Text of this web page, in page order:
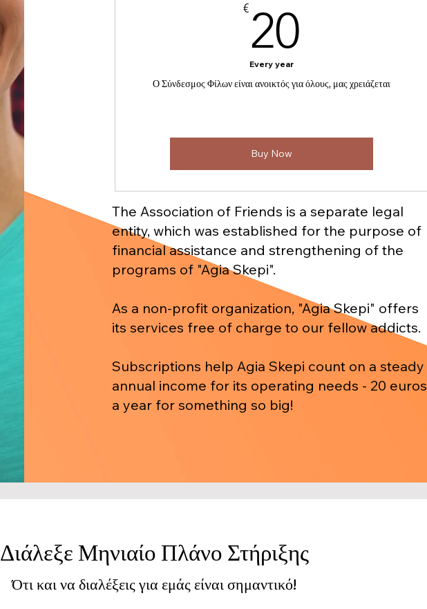
€20
Every year
Ο Σύνδεσμος Φίλων είναι ανοικτός για όλους, μας χρειάζεται
Buy Now
The Association of Friends is a separate legal
entity, which was established for the purpose of
financial assistance and strengthening of the
programs of "Agia Skepi".
As a non-profit organization, "Agia Skepi" offers
its services free of charge to our fellow addicts.
Subscriptions help Agia Skepi count on a steady
annual income for its operating needs - 20 euros
a year for something so big!
Διάλεξε Μηνιαίο Πλάνο Στήριξης
Ότι και να διαλέξεις για εμάς είναι σημαντικό!